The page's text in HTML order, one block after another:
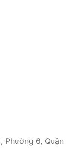
Phường 6, Quận